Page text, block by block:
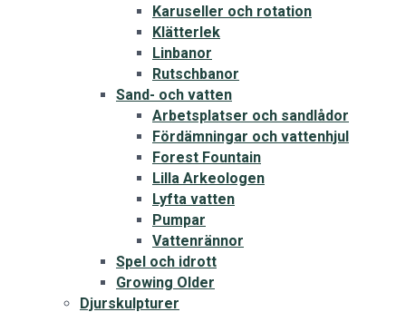
Karuseller och rotation
Klätterlek
Linbanor
Rutschbanor
Sand- och vatten
Arbetsplatser och sandlådor
Fördämningar och vattenhjul
Forest Fountain
Lilla Arkeologen
Lyfta vatten
Pumpar
Vattenrännor
Spel och idrott
Growing Older
Djurskulpturer